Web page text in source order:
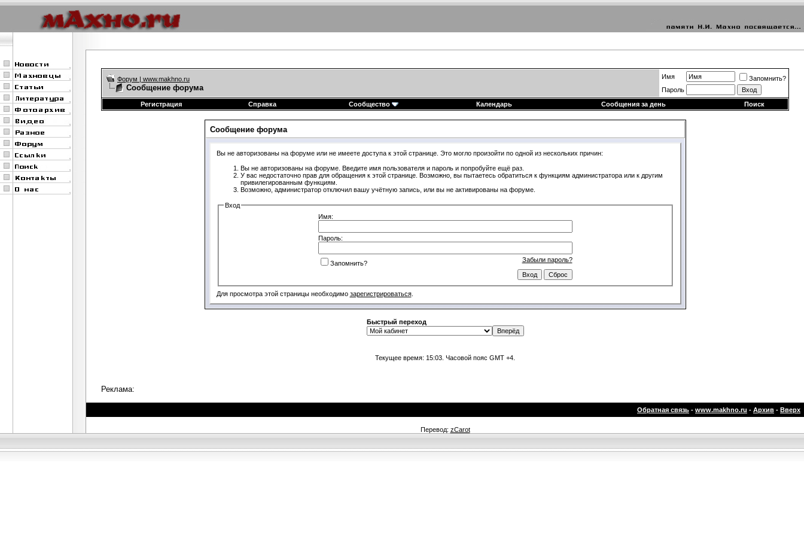
Форум | www.makhno.ru
Сообщение форума
Имя
Запомнить?
Пароль
Регистрация
Справка Сообщество Календарь Сообщения за день Поиск
Сообщение форума
Вы не авторизованы на форуме или не имеете доступа к этой странице. Это могло произойти по одной из нескольких причин:
Вы не авторизованы на форуме. Введите имя пользователя и пароль и попробуйте ещё раз.
У вас недостаточно прав для обращения к этой странице. Возможно, вы пытаетесь обратиться к функциям администратора или к другим
привилегированным функциям.
Возможно, администратор отключил вашу учётную запись, или вы не активированы на форуме.
Вход
Имя:
Пароль:
Забыли пароль?
Запомнить?
Для просмотра этой страницы необходимо зарегистрироваться.
Быстрый переход
Текущее время: 15:03 . Часовой пояс GMT +4.
Реклама:
Обратная связь - www.makhno.ru - Архив - Вверх
Перевод: zCarot